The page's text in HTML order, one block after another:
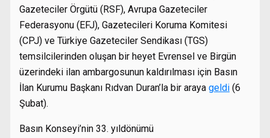
Gazeteciler Örgütü (RSF), Avrupa Gazeteciler
Federasyonu (EFJ), Gazetecileri Koruma Komitesi
(CPJ) ve Türkiye Gazeteciler Sendikası (TGS)
temsilcilerinden oluşan bir heyet Evrensel ve Birgün
üzerindeki ilan ambargosunun kaldırılması için Basın
İlan Kurumu Başkanı Rıdvan Duran’la bir araya geldi (6
Şubat).
Basın Konseyi’nin 33. yıldönümü